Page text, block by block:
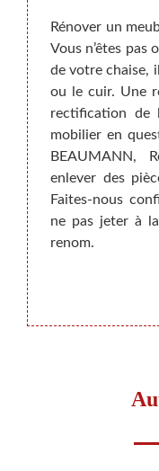
les
des
les
les
à
plus
Rénover un
Vous n’êtes pas
de votre chaise,
ou le cuir. Une
rectification de
mobilier en
BEAUMANN,
enlever des
Faites-nous
ne pas jeter à
renom.